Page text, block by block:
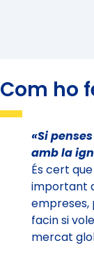
Com ho
«Si
amb la
És cert
important
empreses,
facin si
mercat